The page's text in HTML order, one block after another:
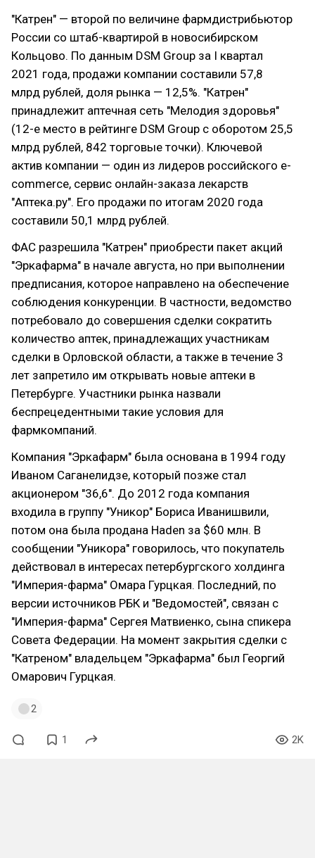
"Катрен" — второй по величине фармдистрибьютор
России со штаб-квартирой в новосибирском
Кольцово. По данным DSM Group за I квартал
2021 года, продажи компании составили 57,8
млрд рублей, доля рынка — 12,5%. "Катрен"
принадлежит аптечная сеть "Мелодия здоровья"
(12-е место в рейтинге DSM Group с оборотом 25,5
млрд рублей, 842 торговые точки). Ключевой
актив компании — один из лидеров российского e-
commerce, сервис онлайн-заказа лекарств
"Аптека.ру". Его продажи по итогам 2020 года
составили 50,1 млрд рублей.
ФАС разрешила "Катрен" приобрести пакет акций
"Эркафарма" в начале августа, но при выполнении
предписания, которое направлено на обеспечение
соблюдения конкуренции. В частности, ведомство
потребовало до совершения сделки сократить
количество аптек, принадлежащих участникам
сделки в Орловской области, а также в течение 3
лет запретило им открывать новые аптеки в
Петербурге. Участники рынка назвали
беспрецедентными такие условия для
фармкомпаний.
Компания "Эркафарм" была основана в 1994 году
Иваном Саганелидзе, который позже стал
акционером "36,6". До 2012 года компания
входила в группу "Уникор" Бориса Иванишвили,
потом она была продана Haden за $60 млн. В
сообщении "Уникора" говорилось, что покупатель
действовал в интересах петербургского холдинга
"Империя-фарма" Омара Гурцкая. Последний, по
версии источников РБК и "Ведомостей", связан с
"Империя-фарма" Сергея Матвиенко, сына спикера
Совета Федерации. На момент закрытия сделки с
"Катреном" владельцем "Эркафарма" был Георгий
Омарович Гурцкая.
2
1 2K